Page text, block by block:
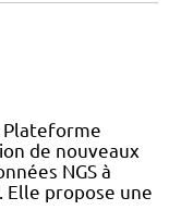
Plateforme
de nouveaux
NGS à
Elle propose une